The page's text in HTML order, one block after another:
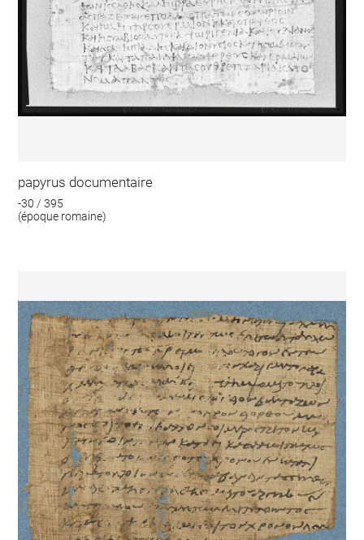
papyrus documentaire
-30 / 395
(époque romaine)